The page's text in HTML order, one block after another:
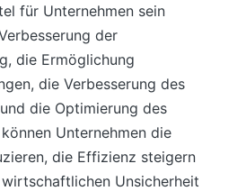
für Unternehmen sein
der
die Ermöglichung
die Verbesserung des
die Optimierung des
Unternehmen die
die Effizienz steigern
Unsicherheit